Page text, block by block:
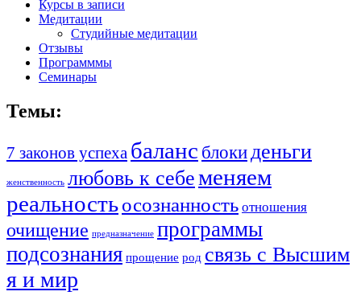
Курсы в записи
Медитации
Студийные медитации
Отзывы
Программмы
Семинары
Темы:
7 законов успеха баланс блокиденьги
женственность любовь к себеменяем
реальностьосознанность отношения
очищение предназначение программы
подсознания прощение род связь с Высшим
я и мир